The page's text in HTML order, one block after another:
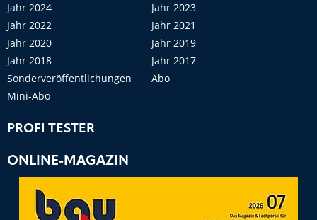
Jahr 2024
Jahr 2023
Jahr 2022
Jahr 2021
Jahr 2020
Jahr 2019
Jahr 2018
Jahr 2017
Sonderveröffentlichungen
Abo
Mini-Abo
PROFI TESTER
ONLINE-MAGAZIN